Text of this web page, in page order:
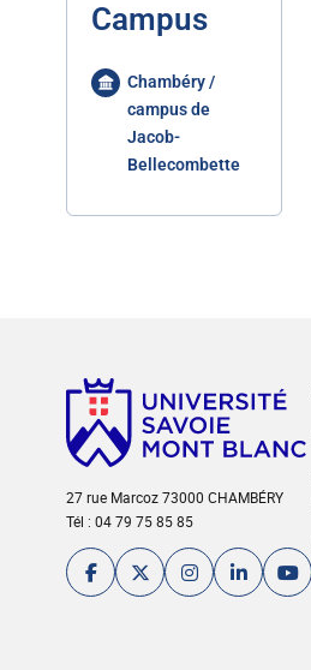
Campus
Chambéry /
campus de
Jacob-
Bellecombette
27 rue Marcoz 73000 CHAMBÉRY
Tél : 04 79 75 85 85